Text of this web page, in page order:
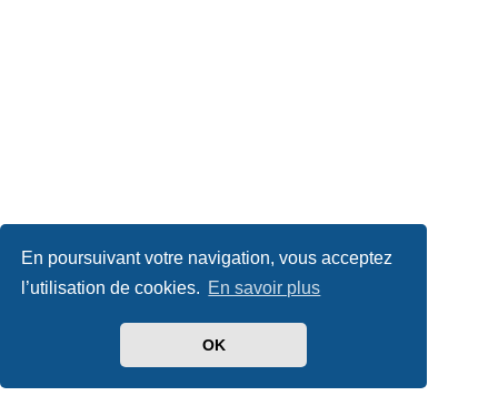
En poursuivant votre navigation, vous acceptez
l’utilisation de cookies. En savoir plus
OK